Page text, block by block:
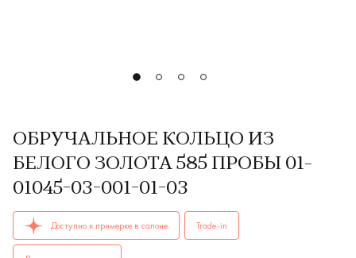
ОБРУЧАЛЬНОЕ КОЛЬЦО ИЗ
БЕЛОГО ЗОЛОТА 585 ПРОБЫ 01-
01045-03-001-01-03
ОБРУЧАЛЬНЫЕ КОЛЬЦА женские, мужские, парные 01-
Доступно к примерке в салоне Trade-in